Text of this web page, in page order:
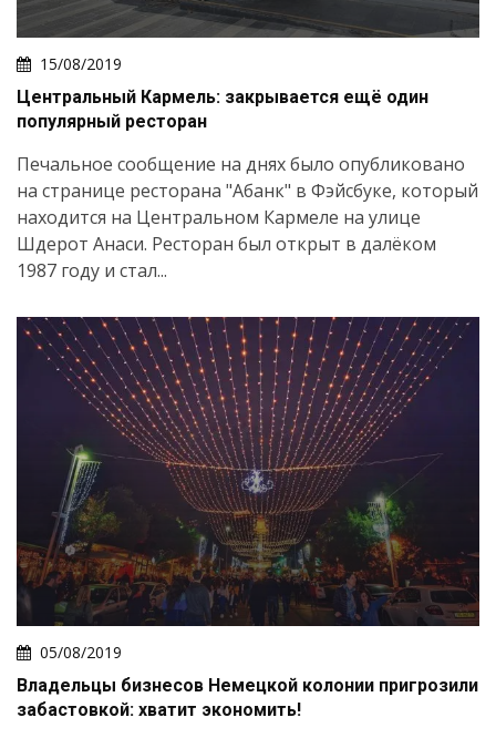
15/08/2019
Центральный Кармель: закрывается ещё один
популярный ресторан
Печальное сообщение на днях было опубликовано
на странице ресторана "Абанк" в Фэйсбуке, который
находится на Центральном Кармеле на улице
Шдерот Анаси. Ресторан был открыт в далёком
1987 году и стал...
05/08/2019
Владельцы бизнесов Немецкой колонии пригрозили
забастовкой: хватит экономить!